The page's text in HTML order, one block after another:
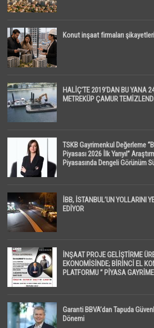
Konut inşaat firmaları
HALİÇ’TE 2019’DAN BU YANA
METREKÜP ÇAMUR TEMİZLENDİ
TSKB Gayrimenkul Değerleme
Piyasası 2026 İlk Yarıyıl”
Piyasasında Dengeli Görünüm
İBB, İSTANBUL’UN YOLLARINI
EDİYOR
İNŞAAT PROJE GELİŞTİRME
EKONOMİSİNDE; BİRİNCİ EL
PLATFORMU ” PİYASA
Garanti BBVA’dan Tapuda
Dönemi